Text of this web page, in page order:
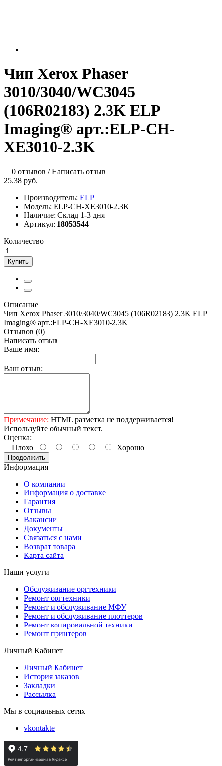
Чип Xerox Phaser
3010/3040/WC3045
(106R02183) 2.3K ELP
Imaging® арт.:ELP-CH-
XE3010-2.3K
0 отзывов /Написать отзыв
25.38 руб.
Производитель: ELP
Модель: ELP-CH-XE3010-2.3K
Наличие: Склад 1-3 дня
Артикул: 18053544
Количество
Купить
Описание
Чип Xerox Phaser 3010/3040/WC3045 (106R02183) 2.3K ELP
Imaging® арт.:ELP-CH-XE3010-2.3K
Отзывов (0)
Написать отзыв
Ваше имя:
Ваш отзыв:
Примечание: HTML разметка не поддерживается!
Используйте обычный текст.
Оценка:
Плохо
Хорошо
Продолжить
Информация
О компании
Информация о доставке
Гарантия
Отзывы
Вакансии
Документы
Связаться с нами
Возврат товара
Карта сайта
Наши услуги
Обслуживание оргтехники
Ремонт оргтехники
Ремонт и обслуживание МФУ
Ремонт и обслуживание плоттеров
Ремонт копировальной техники
Ремонт принтеров
Личный Кабинет
Личный Кабинет
История заказов
Закладки
Рассылка
Мы в социальных сетях
vkontakte